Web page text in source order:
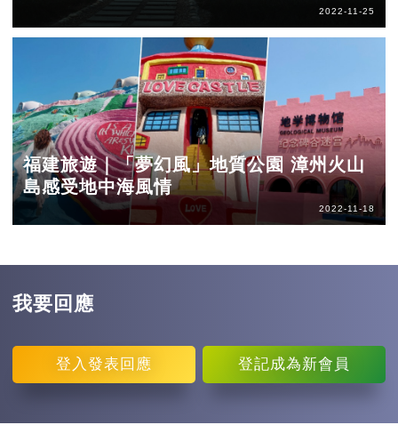
2022-11-25
福建旅遊｜「夢幻風」地質公園 漳州火山
島感受地中海風情
2022-11-18
我要回應
登入 發表回應 登記成為新會員